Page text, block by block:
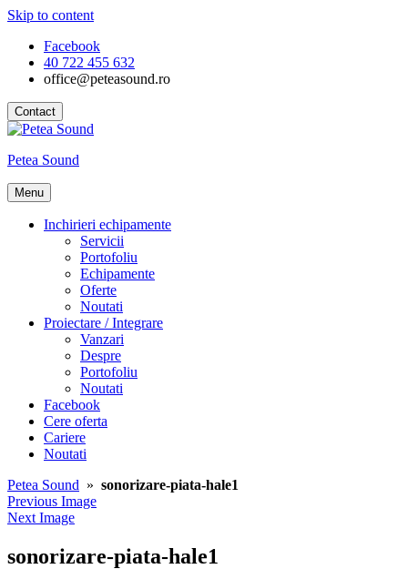
Skip to content
Facebook
40 722 455 632
office@peteasound.ro
Contact
Petea Sound
Menu
Inchirieri echipamente
Servicii
Portofoliu
Echipamente
Oferte
Noutati
Proiectare / Integrare
Vanzari
Despre
Portofoliu
Noutati
Facebook
Cere oferta
Cariere
Noutati
Petea Sound » sonorizare-piata-hale1
Previous Image
Next Image
sonorizare-piata-hale1